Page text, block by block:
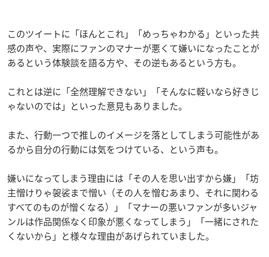
このツイートに「ほんとこれ」「めっちゃわかる」といった共
感の声や、実際にファンのマナーが悪くて嫌いになったことが
あるという体験談を語る方や、その逆もあるという方も。
これとは逆に「全然理解できない」「そんなに軽いなら好きじ
ゃないのでは」といった意見もありました。
また、行動一つで推しのイメージを落としてしまう可能性があ
るから自分の行動には気をつけている、という声も。
嫌いになってしまう理由には「その人を思い出すから嫌」「坊
主憎けりゃ袈裟まで憎い（その人を憎むあまり、それに関わる
すべてのものが憎くなる）」「マナーの悪いファンが多いジャ
ンルは作品関係なく印象が悪くなってしまう」「一緒にされた
くないから」と様々な理由があげられていました。